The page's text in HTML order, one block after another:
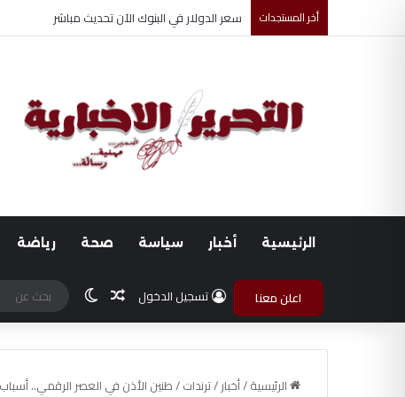
أخر المستجدات ضبط متهم بممارسة انتحال صفة ضابط واستيقاف
الرئيسية أخبار سياسة صحة رياضة
اعلن معنا تسجيل الدخول مقال عشوائي
الوضع المظلم
الرئيسية/أخبار/ترندات/طنين الأذن في العصر الرقمي.. أسباب